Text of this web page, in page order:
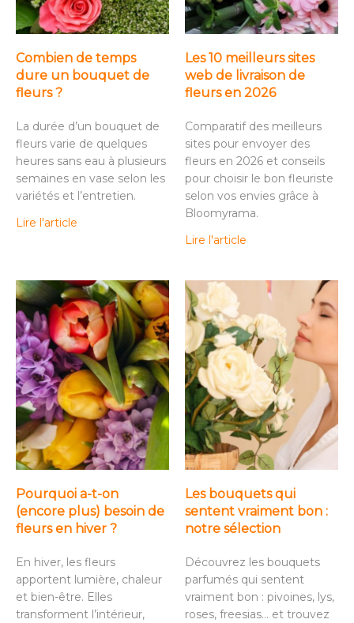
Combien de temps
dure un bouquet de
fleurs ?
La durée d’un bouquet de
fleurs varie de quelques
heures sans eau à plusieurs
semaines en vase selon les
variétés et l’entretien.
Lire l'article
Les 10 meilleurs sites
web de livraison de
fleurs en 2026
Comparatif des meilleurs
sites pour envoyer des
fleurs en 2026 et conseils
pour choisir le bon fleuriste
selon vos envies grâce à
Bloomyrama.
Lire l'article
Pourquoi a-t-on
(encore plus) besoin de
fleurs en hiver ?
En hiver, les fleurs
apportent lumière, chaleur
et bien-être. Elles
transforment l’intérieur,
Les bouquets qui
sentent vraiment bon :
notre sélection
Découvrez les bouquets
parfumés qui sentent
vraiment bon : pivoines, lys,
roses, freesias… et trouvez